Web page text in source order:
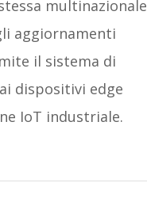
multinazionale
aggiornamenti
il sistema di
dispositivi edge
IoT industriale.